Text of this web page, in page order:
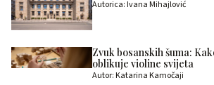
Autorica: Ivana Mihajlović
Zvuk bosanskih šuma:
oblikuje violine svijeta
Autor: Katarina Kamočaji